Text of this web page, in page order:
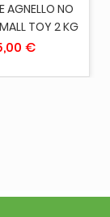
AGNELLO NO
TOY 2 KG
€